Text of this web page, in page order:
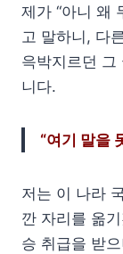
제가 “아니 왜
고 말하니, 다
윽박지르던 그
니다.
“여기 말을
저는 이 나라
깐 자리를 옮
승 취급을 받